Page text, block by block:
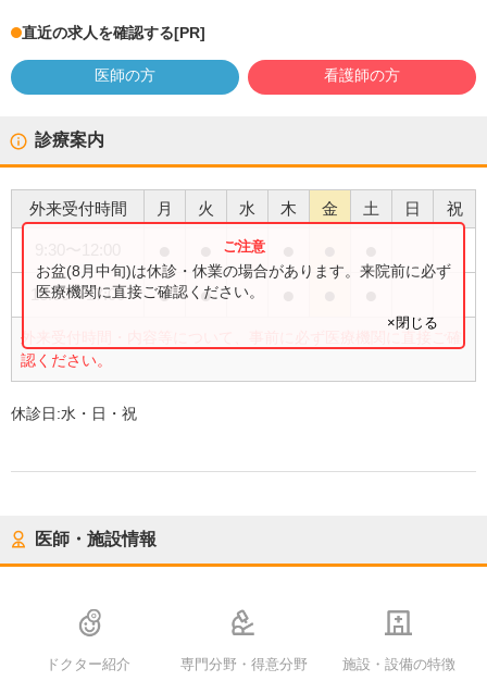
直近の求人を確認する[PR]
医師の方 看護師の方
診療案内
外来受付時間 月 火 水 木 金 土 日 祝
13:00〜17:00 ● ●
外来受付時間・内容等について、事前に必ず医療機関に直接ご確
認ください。
お盆(8月中旬)は休診・休業の場合があります。来院前に必ず
医療機関に直接ご確認ください。
×閉じる
休診日:水・日・祝
医師・施設情報
ドクター紹介 専門分野・得意分野 施設・設備の特徴